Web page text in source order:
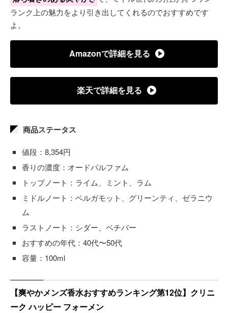
ランク上の魅力をより引き出してくれるのでおすすめです
よ。
Amazonで詳細を見る
楽天で詳細を見る
商品ステータス
値段：8,354円
香りの濃度：オードパルファム
トップノート：ライム、ミント、ラム
ミドルノート：ベルガモット、グリーンティ、ゼラニウ
ム
ラストノート：シダー、ベチバー
おすすめの年代：40代〜50代
容量：100ml
【爽やかメンズ香水おすすめランキング第12位】クリニ
ーク ハッピー フォーメン